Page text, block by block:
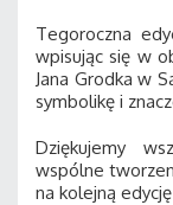
Tegoroczna
wpisując się w
Jana Grodka w
symbolikę i
Dziękujemy
wspólne
na kolejną